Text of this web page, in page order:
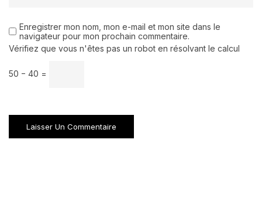
Enregistrer mon nom, mon e-mail et mon site dans le
navigateur pour mon prochain commentaire.
Vérifiez que vous n'êtes pas un robot en résolvant le calcul
50 − 40 =